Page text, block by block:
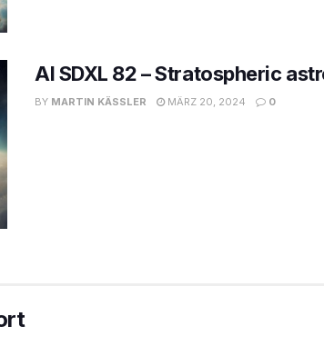
AI SDXL 82 – Stratospheric
BY MARTIN KÄSSLER MÄRZ 20, 2024 0